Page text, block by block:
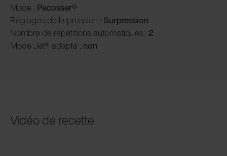
Mode : Pacosser®
Réglages de la pression : Surpression
Nombre de répétitions automatiques : 2
Mode Jet® adapté : non
Vidéo de recette